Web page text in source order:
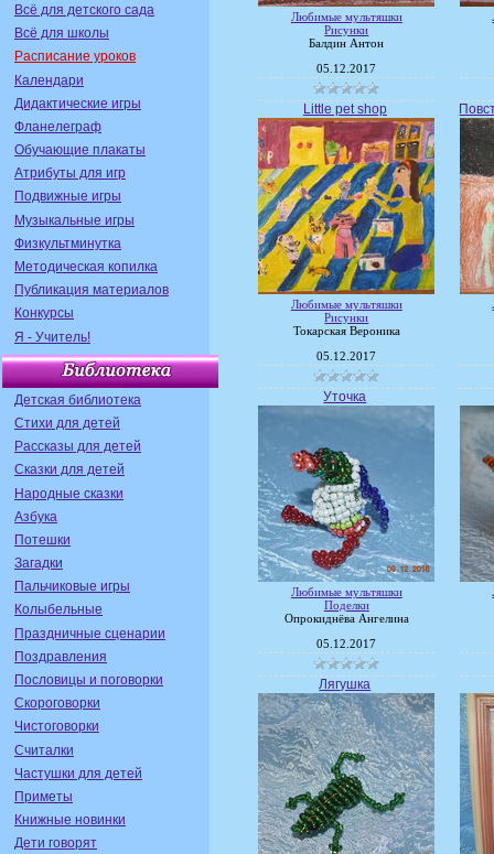
Всё для детского сада
Всё для школы
Расписание уроков
Календари
Дидактические игры
Фланелеграф
Обучающие плакаты
Атрибуты для игр
Подвижные игры
Музыкальные игры
Физкультминутка
Методическая копилка
Публикация материалов
Конкурсы
Я - Учитель!
Детская библиотека
Стихи для детей
Рассказы для детей
Сказки для детей
Народные сказки
Азбука
Потешки
Загадки
Пальчиковые игры
Колыбельные
Праздничные сценарии
Поздравления
Пословицы и поговорки
Скороговорки
Чистоговорки
Считалки
Частушки для детей
Приметы
Книжные новинки
Дети говорят
Любимые мультяшки
Рисунки
Балдин Антон
05.12.2017
Little pet shop
Любимые мультяшки
Рисунки
Токарская Вероника
05.12.2017
Уточка
Любимые мультяшки
Поделки
Опрокиднёва Ангелина
05.12.2017
Лягушка